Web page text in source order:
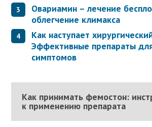
Овариамин – лечение
облегчение климакса
Как наступает
Эффективные препараты
симптомов
Как принимать фемостон:
к применению препарата